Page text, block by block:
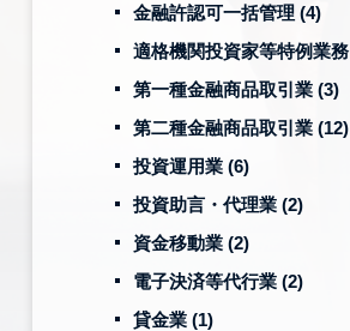
金融許認可一括管理 (4)
適格機関投資家等特例業務
第一種金融商品取引業 (3)
第二種金融商品取引業 (12)
投資運用業 (6)
投資助言・代理業 (2)
資金移動業 (2)
電子決済等代行業 (2)
貸金業 (1)